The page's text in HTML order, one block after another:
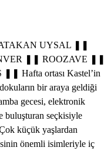
UYSAL ❚❚
❚❚ ROOZAVE ❚❚
Hafta ortası Kastel’in
bir araya geldiği
gecesi, elektronik
buluşturan seçkisiyle
küçük yaşlardan
önemli isimleriyle iç